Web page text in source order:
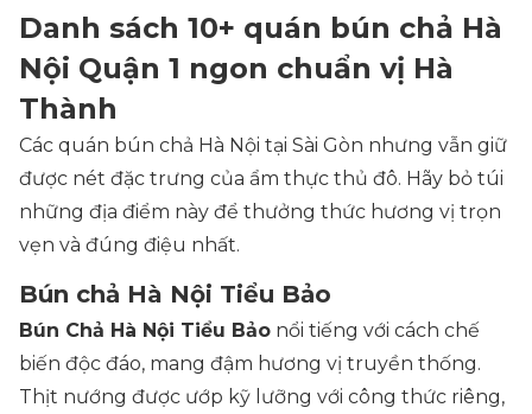
Danh sách 10+ quán bún chả Hà
Nội Quận 1 ngon chuẩn vị Hà
Thành
Các quán bún chả Hà Nội tại Sài Gòn nhưng vẫn giữ
được nét đặc trưng của ẩm thực thủ đô. Hãy bỏ túi
những địa điểm này để thưởng thức hương vị trọn
vẹn và đúng điệu nhất.
Bún chả Hà Nội Tiểu Bảo
Bún Chả Hà Nội Tiểu Bảo nổi tiếng với cách chế
biến độc đáo, mang đậm hương vị truyền thống.
Thịt nướng được ướp kỹ lưỡng với công thức riêng,